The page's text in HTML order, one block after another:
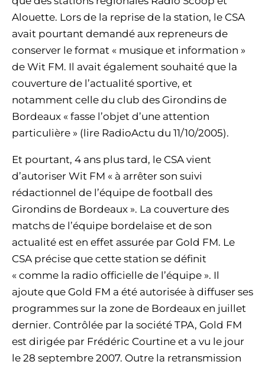
Alouette. Lors de la reprise de la station, le CSA
avait pourtant demandé aux repreneurs de
conserver le format « musique et information »
de Wit FM. Il avait également souhaité que la
couverture de l’actualité sportive, et
notamment celle du club des Girondins de
Bordeaux « fasse l’objet d’une attention
particulière » (lire RadioActu du 11/10/2005).
Et pourtant, 4 ans plus tard, le CSA vient
d’autoriser Wit FM « à arrêter son suivi
rédactionnel de l’équipe de football des
Girondins de Bordeaux ». La couverture des
matchs de l’équipe bordelaise et de son
actualité est en effet assurée par Gold FM. Le
CSA précise que cette station se définit
« comme la radio officielle de l’équipe ». Il
ajoute que Gold FM a été autorisée à diffuser ses
programmes sur la zone de Bordeaux en juillet
dernier. Contrôlée par la société TPA, Gold FM
est dirigée par Frédéric Courtine et a vu le jour
le 28 septembre 2007. Outre la retransmission